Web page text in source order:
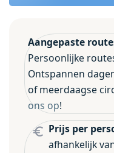
Aangepaste
Persoonlijke
Ontspannen
of meerdaagse
ons op!
Prijs per
afhankelijk